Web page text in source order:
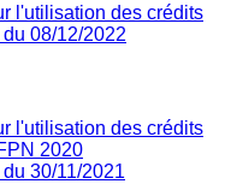
l'utilisation des crédits
08/12/2022
l'utilisation des crédits
2020
30/11/2021